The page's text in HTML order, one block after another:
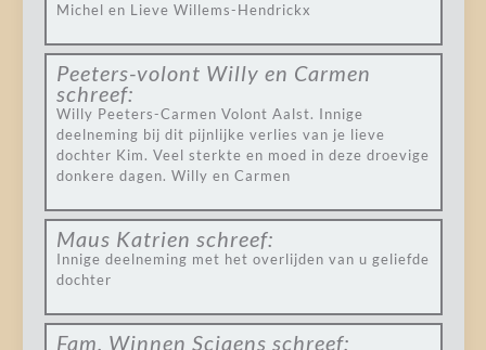
Michel en Lieve Willems-Hendrickx
Peeters-volont Willy en Carmen
schreef:
Willy Peeters-Carmen Volont Aalst. Innige
deelneming bij dit pijnlijke verlies van je lieve
dochter Kim. Veel sterkte en moed in deze droevige
donkere dagen. Willy en Carmen
Maus Katrien schreef:
Innige deelneming met het overlijden van u geliefde
dochter
Fam. Winnen Sciaens schreef: